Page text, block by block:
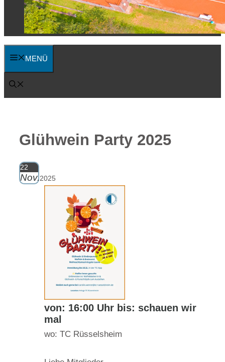
MENÜ
Glühwein Party 2025
22
Nov.2025
von: 16:00 Uhr bis: schauen wir
mal
wo: TC Rüsselsheim